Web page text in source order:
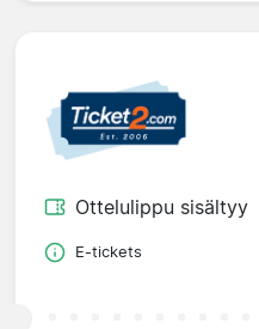
Ottelulippu sisältyy
E-tickets